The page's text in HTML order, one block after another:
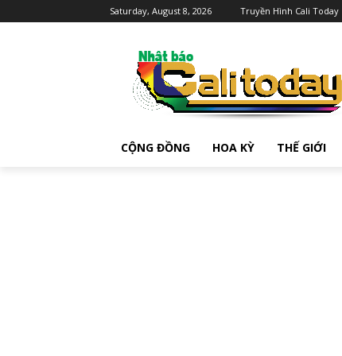
Saturday, August 8, 2026 Truyền Hình Cali Today
CỘNG ĐỒNG HOA KỲ THẾ GIỚI